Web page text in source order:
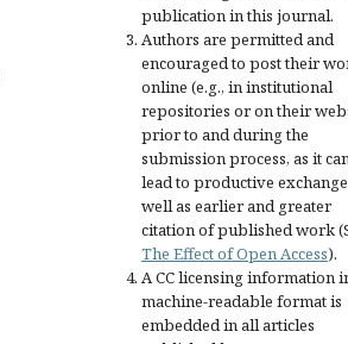
publication in this journal.
Authors are permitted and
encouraged to post their
online (e.g., in institutional
repositories or on their
prior to and during the
submission process, as it
lead to productive
well as earlier and greater
citation of published work
The Effect of Open Access).
A CC licensing information
machine-readable format is
embedded in all articles